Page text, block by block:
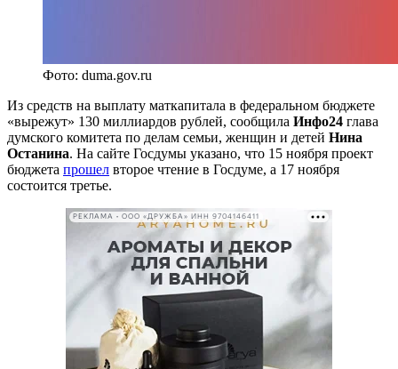
Фото: duma.gov.ru
Из средств на выплату маткапитала в федеральном бюджете
«вырежут» 130 миллиардов рублей, сообщила Инфо24 глава
думского комитета по делам семьи, женщин и детей Нина
Останина. На сайте Госдумы указано, что 15 ноября проект
бюджета прошел второе чтение в Госдуме, а 17 ноября
состоится третье.
РЕКЛАМА • ООО «ДРУЖБА» ИНН 9704146411